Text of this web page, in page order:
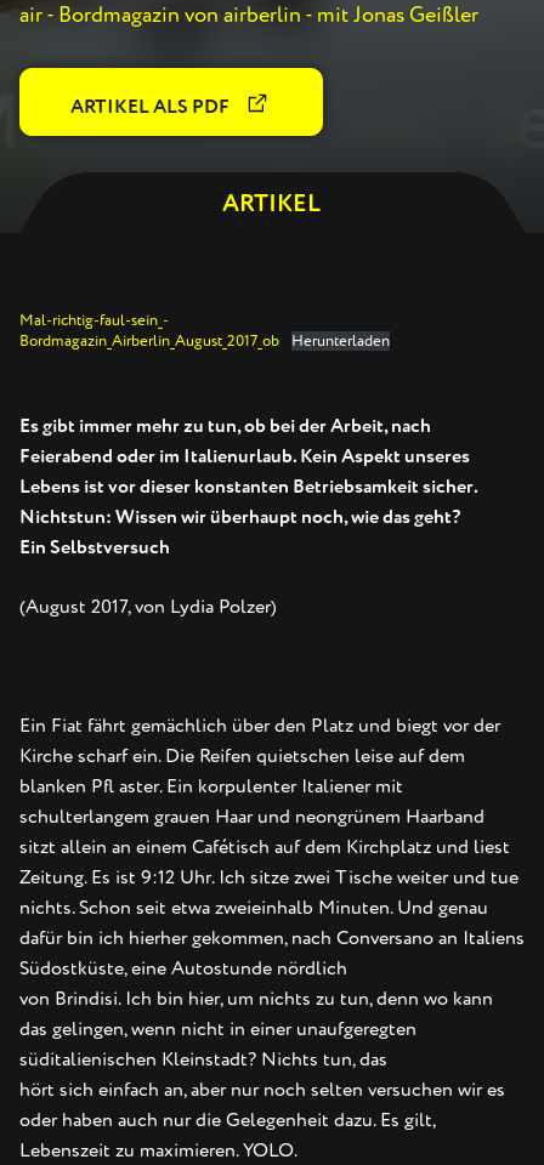
air - Bordmagazin von airberlin - mit Jonas Geißler
ARTIKEL ALS PDF
ARTIKEL
Mal-richtig-faul-sein_-
Bordmagazin_Airberlin_August_2017_ob
Herunterladen
Es gibt immer mehr zu tun, ob bei der Arbeit, nach
Feierabend oder im Italienurlaub. Kein Aspekt unseres
Lebens ist vor dieser konstanten Betriebsamkeit sicher.
Nichtstun: Wissen wir überhaupt noch, wie das geht?
Ein Selbstversuch
(August 2017, von Lydia Polzer)
Ein Fiat fährt gemächlich über den Platz und biegt vor der
Kirche scharf ein. Die Reifen quietschen leise auf dem
blanken Pfl aster. Ein korpulenter Italiener mit
schulterlangem grauen Haar und neongrünem Haarband
sitzt allein an einem Cafétisch auf dem Kirchplatz und liest
Zeitung. Es ist 9:12 Uhr. Ich sitze zwei Tische weiter und tue
nichts. Schon seit etwa zweieinhalb Minuten. Und genau
dafür bin ich hierher gekommen, nach Conversano an Italiens
Südostküste, eine Autostunde nördlich
von Brindisi. Ich bin hier, um nichts zu tun, denn wo kann
das gelingen, wenn nicht in einer unaufgeregten
süditalienischen Kleinstadt? Nichts tun, das
hört sich einfach an, aber nur noch selten versuchen wir es
oder haben auch nur die Gelegenheit dazu. Es gilt,
Lebenszeit zu maximieren. YOLO.